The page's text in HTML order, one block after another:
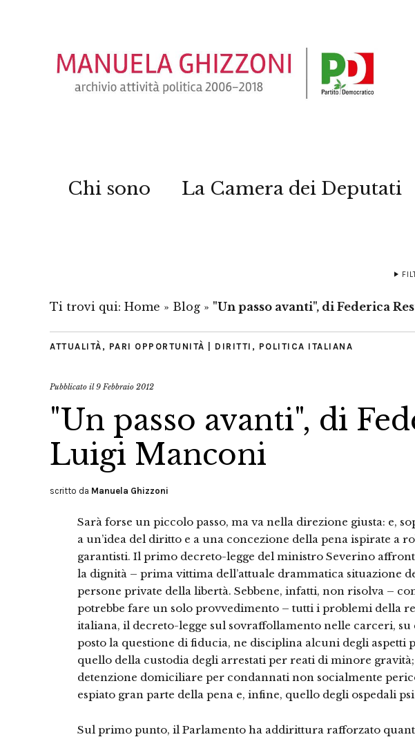
Chi sono La Camera dei Deputati
Ti trovi qui: Home » Blog » "Un passo avanti", di Federica
ATTUALITÀ , PARI OPPORTUNITÀ | DIRITTI , POLITICA ITALIANA
Pubblicato il9 Febbraio 2012
"Un passo avanti", di
Luigi Manconi
scritto da Manuela Ghizzoni
Sarà forse un piccolo passo, ma va nella direzione giusta: e,
a un’idea del diritto e a una concezione della pena ispirate a
garantisti. Il primo decreto-legge del ministro Severino
la dignità – prima vittima dell’attuale drammatica situazione
persone private della libertà. Sebbene, infatti, non risolva –
potrebbe fare un solo provvedimento – tutti i problemi della
italiana, il decreto-legge sul sovraffollamento nelle carceri,
posto la questione di fiducia, ne disciplina alcuni degli aspetti
quello della custodia degli arrestati per reati di minore
detenzione domiciliare per condannati non socialmente
espiato gran parte della pena e, infine, quello degli ospedali
Sul primo punto, il Parlamento ha addirittura rafforzato